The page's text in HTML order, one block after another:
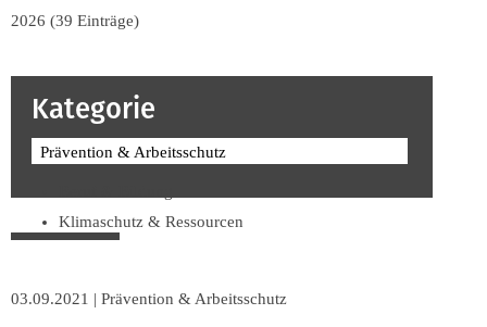
2026 (39 Einträge)
Kategorie
Prävention & Arbeitsschutz
Klimaschutz & Ressourcen
03.09.2021 | Prävention & Arbeitsschutz